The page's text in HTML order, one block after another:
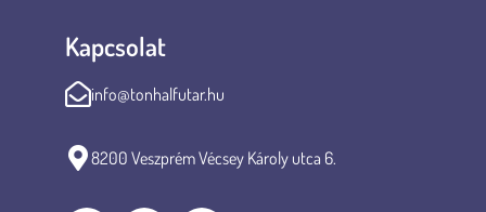
Kapcsolat
info@tonhalfutar.hu
8200 Veszprém Vécsey Károly utca 6.